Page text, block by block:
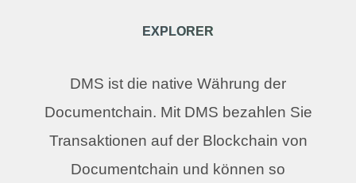
EXPLORER
DMS ist die native Währung der
Documentchain. Mit DMS bezahlen Sie
Transaktionen auf der Blockchain von
Documentchain und können so